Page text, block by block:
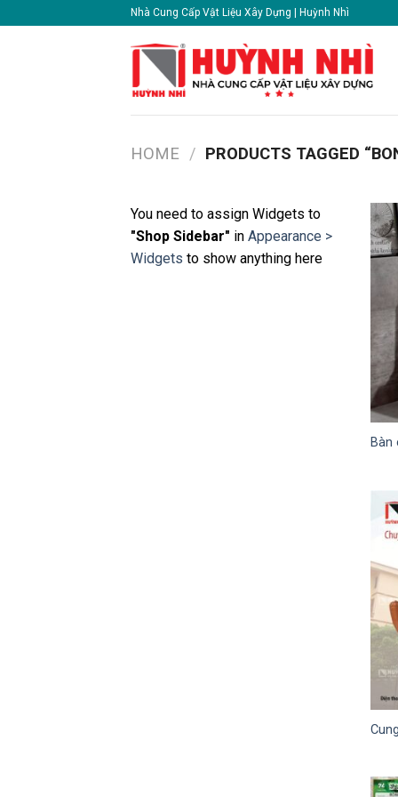
Nhà Cung Cấp Vật Liệu Xây Dựng | Huỳnh Nhì
HOME / PRODUCTS TAGGED
You need to assign Widgets to
"Shop Sidebar" in Appearance >
Widgets to show anything here
Bàn